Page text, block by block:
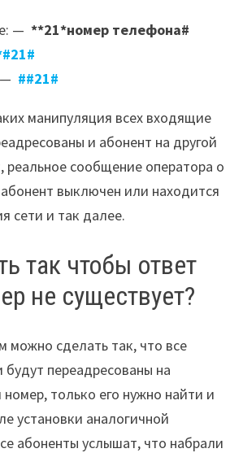
— **21*номер телефона#
##21#
манипуляция всех входящие
и абонент на другой
реальное сообщение оператора о
выключен или находится
сети и так далее.
так чтобы ответ
не существует?
можно сделать так, что все
переадресованы на
только его нужно найти и
установки аналогичной
абоненты услышат, что набрали